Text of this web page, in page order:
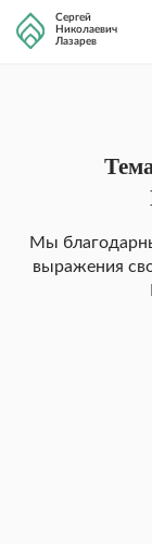
Сергей
Николаевич
Лазарев
Мы
выражения